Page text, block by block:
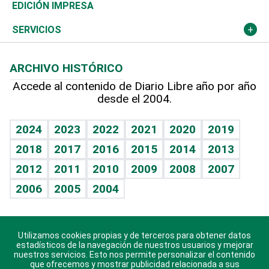
Resto del mundo
Global y variable
Economía personal
Novedades
Podcast Arte Libre
Hablando con el pediatra
Vida y familia
Eñe
Celebrando la vida
Sin complejos
En pocas palabras
Escuchando al corazón
Olimpismo
Más deportes
Línea de hit
TBT Deportivo
El Espía
Noticiero Poteleche
Martes de tecnología
Cambio climático
Deportes
Opinión
Hecho en casa
Guía del dinero
EDICIÓN IMPRESA
SERVICIOS
Cumpleaños
Horóscopos
Juegos
ARCHIVO HISTÓRICO
Accede al contenido de Diario Libre año por año
desde el 2004.
2024 2023 2022 2021 2020
2019
2018
2017 2016 2015 2014
2013
2012
2011 2010 2009 2008
2007
2006
2005 2004
Descarga nuestras aplicaciones para Android, iOS y
sistema Huawei.
Utilizamos cookies propias y de terceros para obtener datos
estadísticos de la navegación de nuestros usuarios y mejorar
nuestros servicios. Esto nos permite personalizar el contenido
que ofrecemos y mostrar publicidad relacionada a sus